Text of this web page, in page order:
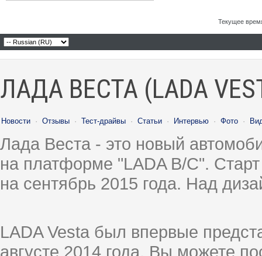
Текущее
ЛАДА ВЕСТА (LADA
Новости · Отзывы · Тест-драйвы · Статьи · Интервью · Фото ·
Лада Веста - это новый
на платформе "LADA B/C".
на сентябрь 2015 года. Над
LADA Vesta был впервые
августе 2014 года, Вы можете